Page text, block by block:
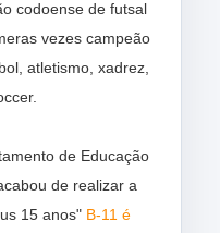
codoense de futsal
vezes campeão
atletismo, xadrez,
de Educação
de realizar a
15 anos" B-11 é